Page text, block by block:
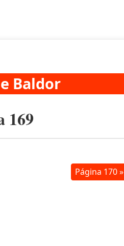
Baldor
169
Página 170 »